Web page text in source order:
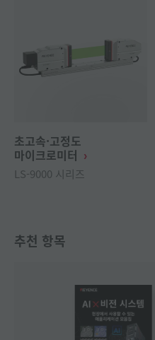
초고속·고정도
마이크로미터
LS-9000 시리즈
추천 항목